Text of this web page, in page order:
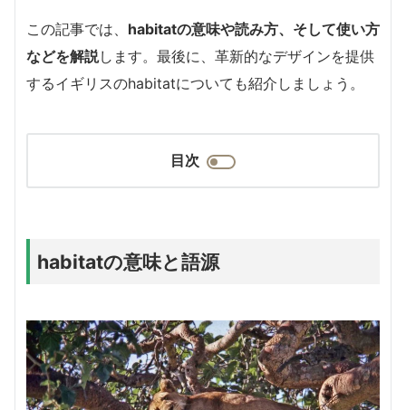
この記事では、 habitatの意味や読み方、そして使い方
などを解説します。最後に、革新的なデザインを提供
するイギリスのhabitatについても紹介しましょう。
目次
habitatの意味と語源